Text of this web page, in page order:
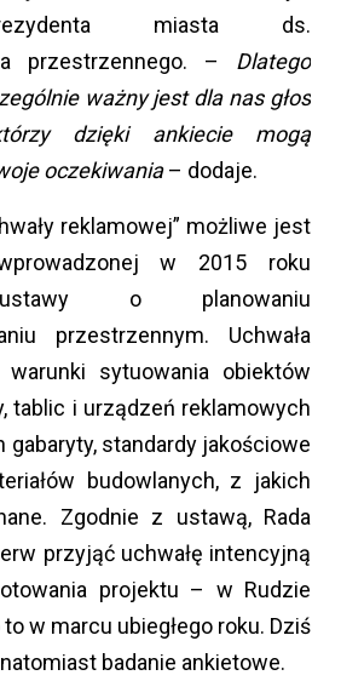
miasta ds.
przestrzennego. – Dlatego
ważny jest dla nas głos
dzięki ankiecie mogą
oczekiwania– dodaje.
reklamowej” możliwe jest
w 2015 roku
o planowaniu
przestrzennym. Uchwała
sytuowania obiektów
tablic i urządzeń reklamowych
gabaryty, standardy jakościowe
budowlanych, z jakich
Zgodnie z ustawą, Rada
przyjąć uchwałę intencyjną
projektu – w Rudzie
w marcu ubiegłego roku. Dziś
badanie ankietowe.